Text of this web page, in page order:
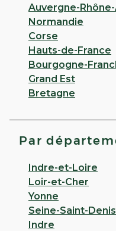
Auvergne-
Normandie
Corse
Hauts-de-France
Bourgogne-
Grand Est
Bretagne
Par
Indre-et-Loire
Loir-et-Cher
Yonne
Seine-Saint-Denis
Indre